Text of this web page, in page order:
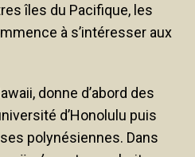
îles du Pacifique, les
à s’intéresser aux
donne d’abord des
d’Honolulu puis
polynésiennes. Dans